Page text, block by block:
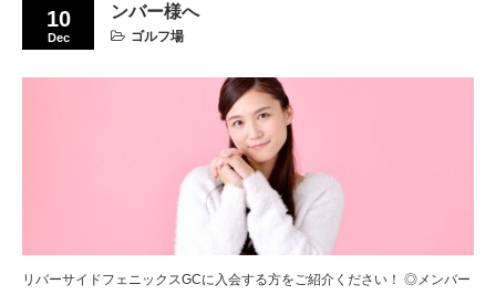
10
Dec
ンバー様へ
ゴルフ場
リバーサイドフェニックスGCに入会する方をご紹介ください！ ◎メンバー